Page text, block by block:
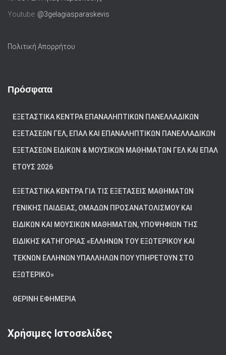
Youtube: @3gelagiasparaskevis
Πολιτική Απορρήτου
Πρόσφατα
ΕΞΕΤΑΣΤΙΚΆ ΚΈΝΤΡΑ ΕΠΑΝΑΛΗΠΤΙΚΏΝ ΠΑΝΕΛΛΑΔΙΚΏΝ
ΕΞΕΤΆΣΕΩΝ ΓΕΛ, ΕΠΑΛ ΚΑΙ ΕΠΑΝΑΛΗΠΤΙΚΏΝ ΠΑΝΕΛΛΑΔΙΚΏΝ
ΕΞΕΤΆΣΕΩΝ ΕΙΔΙΚΏΝ & ΜΟΥΣΙΚΏΝ ΜΑΘΗΜΆΤΩΝ ΓΕΛ ΚΑΙ ΕΠΑΛ
ΈΤΟΥΣ 2026
ΕΞΕΤΑΣΤΙΚΆ ΚΈΝΤΡΑ ΓΙΑ ΤΙΣ ΕΞΕΤΆΣΕΙΣ ΜΑΘΗΜΆΤΩΝ
ΓΕΝΙΚΉΣ ΠΑΙΔΕΊΑΣ, ΟΜΆΔΩΝ ΠΡΟΣΑΝΑΤΟΛΙΣΜΟΎ ΚΑΙ
ΕΙΔΙΚΏΝ ΚΑΙ ΜΟΥΣΙΚΏΝ ΜΑΘΗΜΆΤΩΝ, ΥΠΟΨΗΦΊΩΝ ΤΗΣ
ΕΙΔΙΚΉΣ ΚΑΤΗΓΟΡΊΑΣ «ΕΛΛΉΝΩΝ ΤΟΥ ΕΞΩΤΕΡΙΚΟΎ ΚΑΙ
ΤΈΚΝΩΝ ΕΛΛΉΝΩΝ ΥΠΑΛΛΉΛΩΝ ΠΟΥ ΥΠΗΡΕΤΟΎΝ ΣΤΟ
ΕΞΩΤΕΡΙΚΌ»
ΘΕΡΙΝΉ ΕΦΗΜΕΡΊΑ
Χρήσιμες Ιστοσελίδες